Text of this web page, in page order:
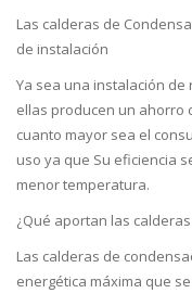
Las calderas de
de instalación
Ya sea una instalación
ellas producen un ahorro
cuanto mayor sea el
uso ya que Su eficiencia
menor temperatura.
¿Qué aportan las
Las calderas de
energética máxima que